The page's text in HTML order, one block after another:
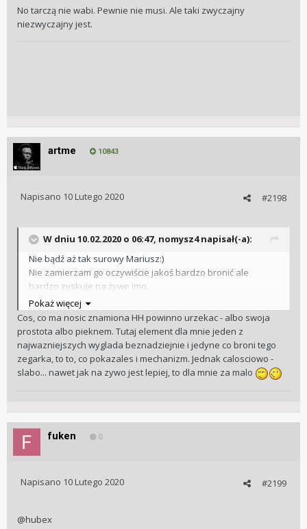
No tarczą nie wabi. Pewnie nie musi. Ale taki zwyczajny
niezwyczajny jest.
artme 10843
#2198
Napisano 10 Lutego 2020
W dniu 10.02.2020 o 06:47, nomysz4 napisał(-a):
Nie bądź aż tak surowy Mariusz:)
Nie zamierzam go oczywiście jakoś bardzo bronić ale
bardzo zyskuje na żywo imo.
Szczególnie koperta i szkło tutaj potrafią zauroczyć , fakt że
jest uczucie że czegoś brak...
Pokaż więcej
Cos, co ma nosic znamiona HH powinno urzekac - albo swoja
prostota albo pieknem. Tutaj element dla mnie jeden z
najwazniejszych wyglada beznadziejnie i jedyne co broni tego
zegarka, to to, co pokazales i mechanizm. Jednak calosciowo -
slabo... nawet jak na zywo jest lepiej, to dla mnie za malo
fuken 0
#2199
Napisano 10 Lutego 2020
@hubex